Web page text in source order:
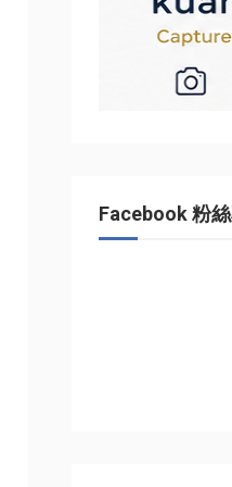
Facebook 粉